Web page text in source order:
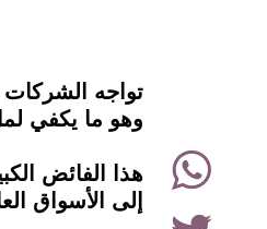
Twitter
WhatsApp
instagram
وهو ما يكفي لملء 250 ملعب كرة قدم بطبقة جبنة
هذا الفائض
إلى الأسواق